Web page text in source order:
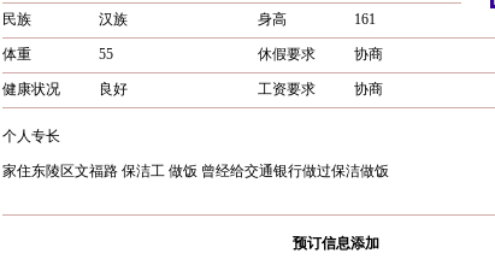
民族 汉族 身高 161
体重 55 休假要求 协商
健康状况 良好 工资要求 协商
个人专长
家住东陵区文福路 保洁工 做饭 曾经给交通银行做过保洁做饭
预订信息添加